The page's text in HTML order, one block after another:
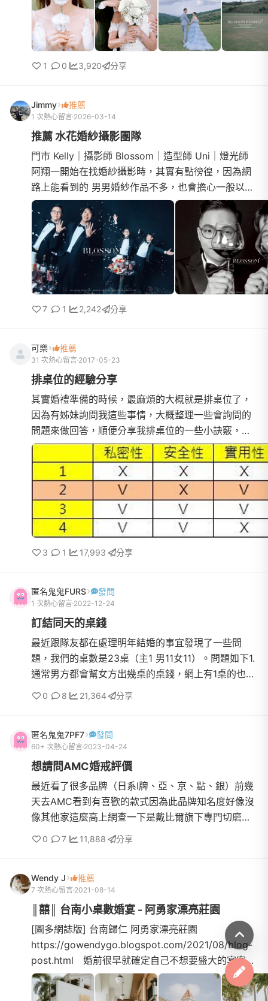
1 0 3,920 分享
Jimmy 推薦
1 次熱心留言 2026-03-14
推薦 水花婚紗攝影團隊
門市 Kelly｜攝影師 Blossom｜造型師 Uni｜燈光師
阿翔一開始在找婚紗攝影時，其實有點徬徨，因為網
路上能看到的 男男婚紗作品不多，也會擔心一般以男
女婚紗為主的團隊，是否能理解並呈現我們想要的感
覺。我先生的好...
7 1 2,242 分享
可樂 推薦
31 次熱心留言 2017-05-23
排桌位的經驗分享
其實婚禮準備的時候，最麻煩的大概就是排桌位了，
因為有姊妹詢問我這些事情，大概整理一些會詢問的
問題來做回答，順便分享我排桌位的一些小訣竅，不
過這些方法不見得適用每個人身上，所以稱不上是教
學，頂多算是經驗分享。-----------------------------
----------------------------------------【前置作業】
Q1.我如何在婚禮前邀約別人來參加我的婚禮？
3 1 17,993 分享
匿名鬼鬼FURS 發問
1 次熱心留言 2022-12-24
訂結同天的桌錢
最近跟隊友都在處理明年結婚的事宜發現了一些問
題，我們的桌數是23桌（主1 男11女11）。問題如下1.
通常男方都會幫女方出幾桌的桌錢，網上有1桌的也有
出到5桌的，實際上是出幾桌的錢才算何合適？2.男方
0 8 21,364 分享
匿名鬼鬼7PF7 發問
60+ 次熱心留言 2023-04-24
想請問AMC婚戒評價
最近看了很多品牌（日系I牌、亞、京、點、銀）前幾
天去AMC看到有喜歡的款式因為此品牌知名度好像沒
像其他家這麼高上網查一下是戴比爾旗下專門切磨製
造的公司想請問有學姊買過這家的鑽戒嗎？品質如何
0 7 11,888 分享
Wendy J 推薦
7 次熱心留言 2021-08-14
║囍║ 台南小桌數婚宴 - 阿勇家漂亮莊園
[圖多網誌版] 台南歸仁 阿勇家漂亮莊園
https://gowendygo.blogspot.com/2021/08/blog-
post.html 婚前很早就確定自己不想要盛大的宴客。
如果有朝一日結婚，只想要小小的、溫馨別緻的婚禮
來的都是真心祝福的摯友，足...